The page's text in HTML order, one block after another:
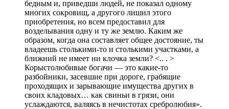
бедным и, приведши людей, не показал одному
многих сокровищ, а другого лишил этого
приобретения, но всем предоставил для
возделывания одну и ту же землю. Каким же
образом, когда она составляет общее достояние, ты
владеешь столькими-то и столькими участками, а
ближний не имеет ни клочка земли? <.. . >
Корыстолюбивые богачи — это какие-то
разбойники, засевшие при дороге, грабящие
проходящих и зарывающие имущества других в
своих кладовых… как свиньи в грязи, они
услаждаются, валяясь в нечистотах сребролюбия».